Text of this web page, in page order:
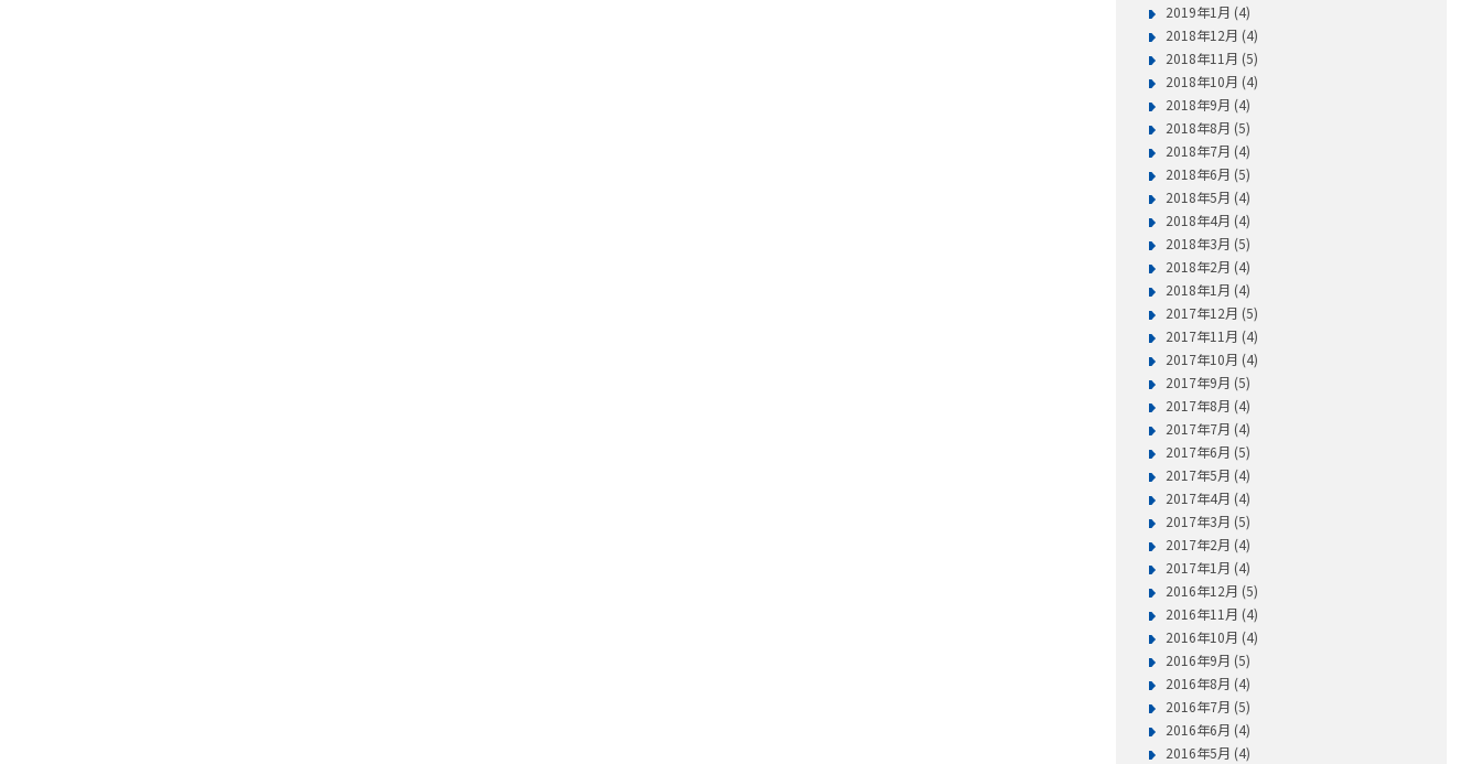
2019年1月 (4)
2018年12月 (4)
2018年11月 (5)
2018年10月 (4)
2018年9月 (4)
2018年8月 (5)
2018年7月 (4)
2018年6月 (5)
2018年5月 (4)
2018年4月 (4)
2018年3月 (5)
2018年2月 (4)
2018年1月 (4)
2017年12月 (5)
2017年11月 (4)
2017年10月 (4)
2017年9月 (5)
2017年8月 (4)
2017年7月 (4)
2017年6月 (5)
2017年5月 (4)
2017年4月 (4)
2017年3月 (5)
2017年2月 (4)
2017年1月 (4)
2016年12月 (5)
2016年11月 (4)
2016年10月 (4)
2016年9月 (5)
2016年8月 (4)
2016年7月 (5)
2016年6月 (4)
2016年5月 (4)